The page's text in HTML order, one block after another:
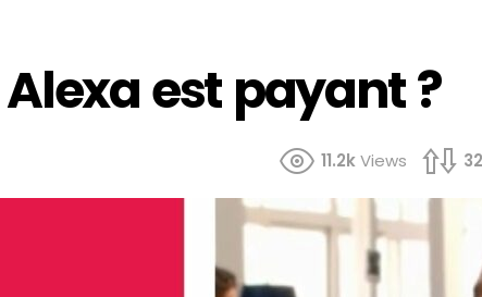
est payant ?
11.2kViews